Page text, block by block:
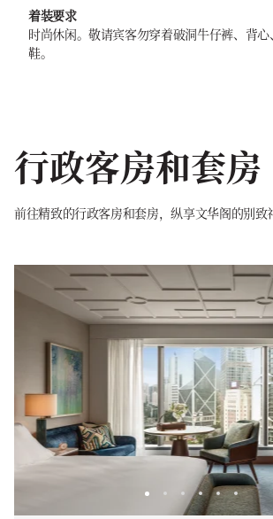
着装要求
时尚休闲。敬请宾客勿穿着破洞牛仔裤、背
鞋。
行政客房和套房
前往精致的行政客房和套房，纵享文华阁的别致